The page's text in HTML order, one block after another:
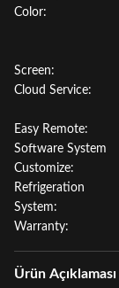
Color:
Screen:
Cloud Service:
Easy Remote:
Software System
Customize:
Refrigeration
System:
Warranty:
Ürün Açıklaması